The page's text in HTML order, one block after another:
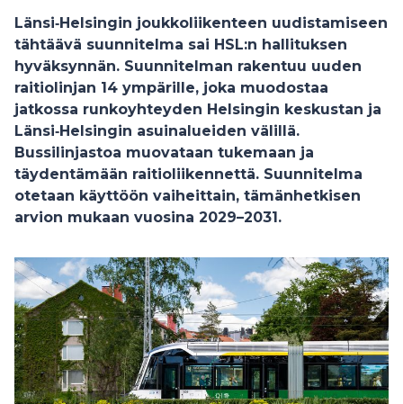
Länsi‑Helsingin joukkoliikenteen uudistamiseen
tähtäävä suunnitelma sai HSL:n hallituksen
hyväksynnän. Suunnitelman rakentuu uuden
raitiolinjan 14 ympärille, joka muodostaa
jatkossa runkoyhteyden Helsingin keskustan ja
Länsi‑Helsingin asuinalueiden välillä.
Bussilinjastoa muovataan tukemaan ja
täydentämään raitioliikennettä. Suunnitelma
otetaan käyttöön vaiheittain, tämänhetkisen
arvion mukaan vuosina 2029–2031.